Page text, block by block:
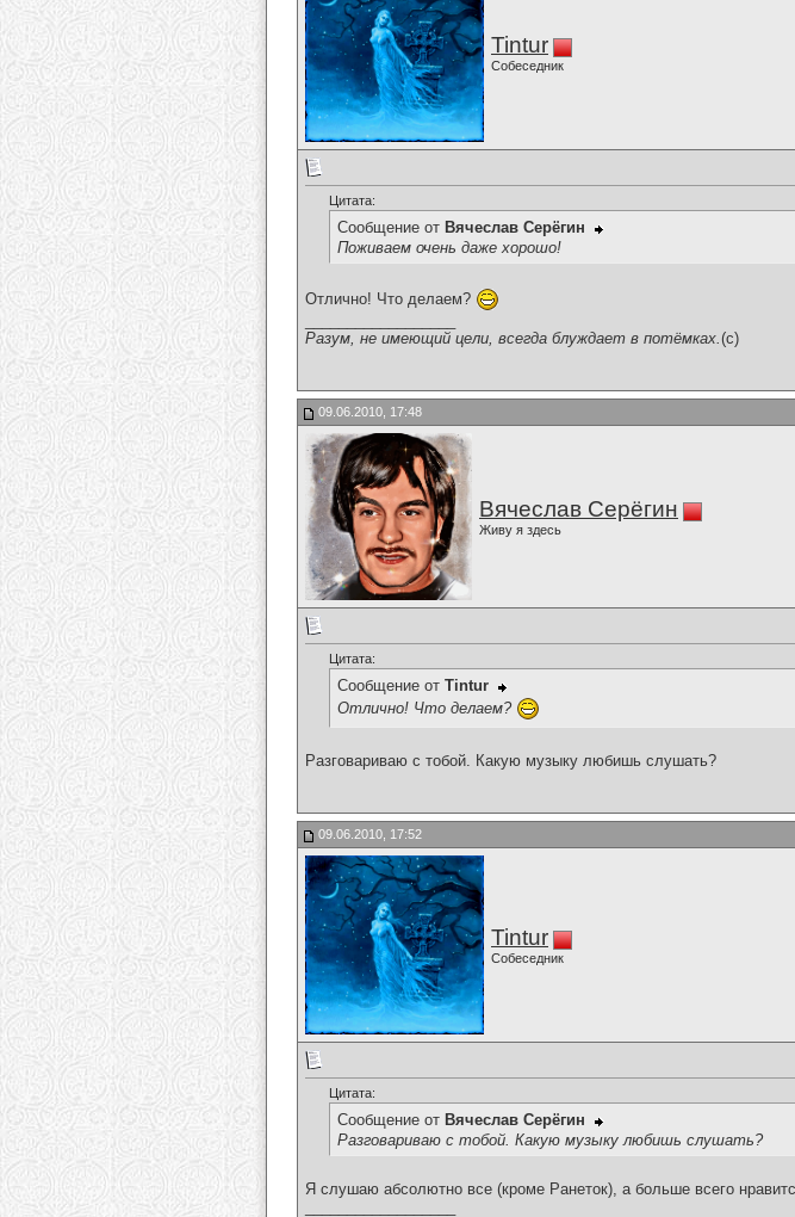
Tintur
Собеседник
Цитата:
Сообщение от Вячеслав Серёгин
Поживаем очень даже хорошо!
Отлично! Что делаем?
Разум, не имеющий цели, всегда блуждает в потёмках.(c)
09.06.2010, 17:48
Вячеслав Серёгин
Живу я здесь
Цитата:
Сообщение от Tintur
Отлично! Что делаем?
Разговариваю с тобой. Какую музыку любишь слушать?
09.06.2010, 17:52
Tintur
Собеседник
Цитата:
Сообщение от Вячеслав Серёгин
Разговариваю с тобой. Какую музыку любишь слушать?
Я слушаю абсолютно все (кроме Ранеток), а больше всего